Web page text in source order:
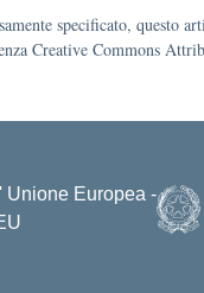
specificato, questo
Creative Commons